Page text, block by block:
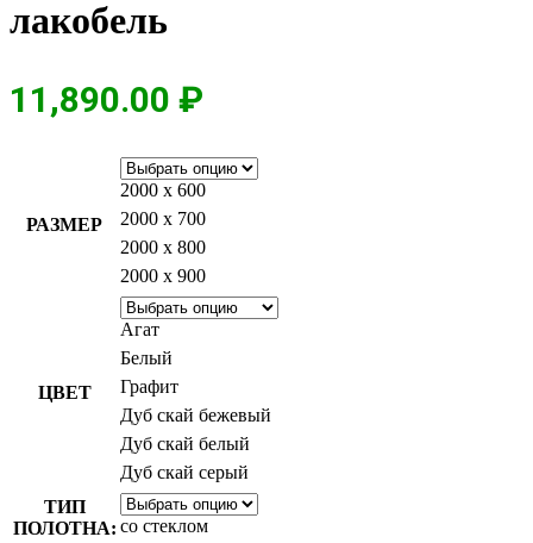
лакобель
11,890.00 ₽
РАЗМЕР
2000 х 600
2000 х 700
2000 х 800
2000 х 900
ЦВЕТ
Агат
Белый
Графит
Дуб скай бежевый
Дуб скай белый
Дуб скай серый
ТИП
ПОЛОТНА: со стеклом